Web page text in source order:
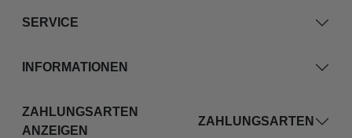
SERVICE
INFORMATIONEN
ZAHLUNGSARTEN
ANZEIGEN
ZAHLUNGSARTEN